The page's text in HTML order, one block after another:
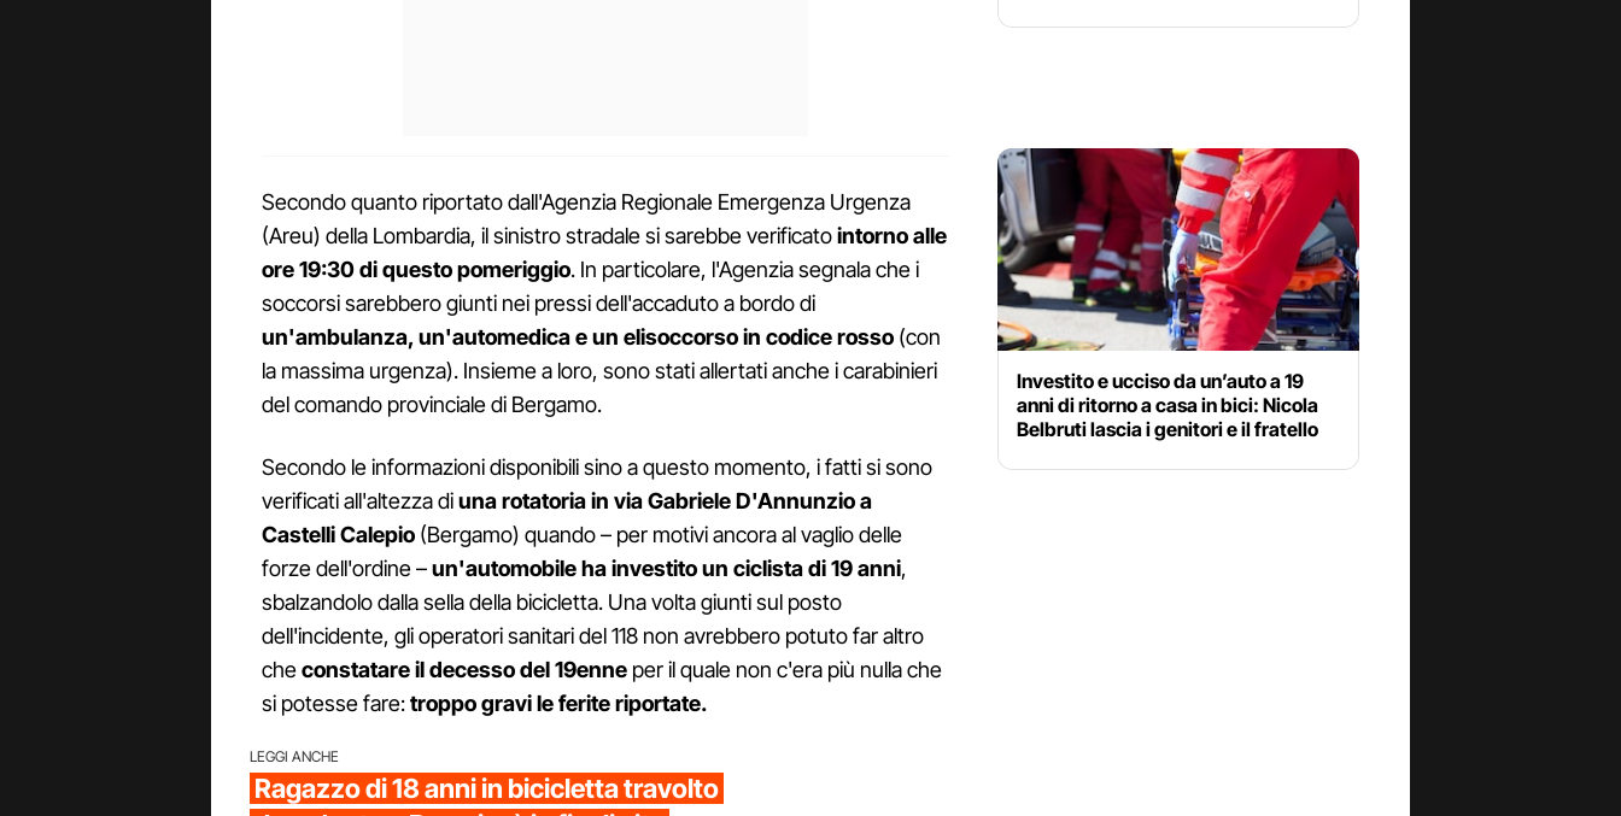
Secondo quanto riportato dall'Agenzia Regionale Emergenza Urgenza
(Areu) della Lombardia, il sinistro stradale si sarebbe verificatointorno alle
ore 19:30 di questo pomeriggio. In particolare, l'Agenzia segnala che i
soccorsi sarebbero giunti nei pressi dell'accaduto a bordo di
un'ambulanza, un'automedica e un elisoccorso in codice rosso (con
la massima urgenza). Insieme a loro, sono stati allertati anche i carabinieri
del comando provinciale di Bergamo.
Secondo le informazioni disponibili sino a questo momento, i fatti si sono
verificati all'altezza diuna rotatoria in via Gabriele D'Annunzio a
Castelli Calepio (Bergamo) quando – per motivi ancora al vaglio delle
forze dell'ordine –un'automobile ha investito un ciclista di 19 anni,
sbalzandolo dalla sella della bicicletta. Una volta giunti sul posto
dell'incidente, gli operatori sanitari del 118 non avrebbero potuto far altro
checonstatare il decesso del 19enne per il quale non c'era più nulla che
si potesse fare:troppo gravi le ferite riportate.
LEGGI ANCHE
Ragazzo di 18 anni in bicicletta travolto
Investito e ucciso da un’auto a 19
anni di ritorno a casa in bici: Nicola
Belbruti lascia i genitori e il fratello